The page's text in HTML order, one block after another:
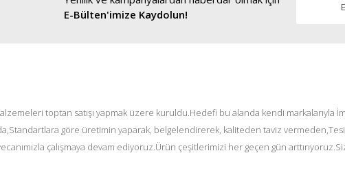
E-Bülten'imize Kaydolun!
toptan satışı yapmak üzere kuruldu.Hedefi bu alanda kendi markalarıyla
göre üretimin yaparak, belgelendirerek, kaliteden taviz
çalışmaya devam ediyoruz.Ürün çeşitlerimizi her geçen gün